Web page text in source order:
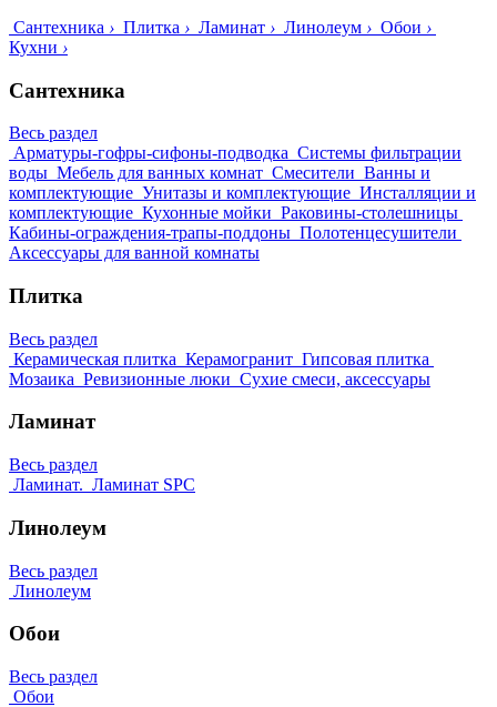
Сантехника › Плитка › Ламинат › Линолеум › Обои ›
Кухни ›
Сантехника
Весь раздел
Арматуры-гофры-сифоны-подводка Системы фильтрации
воды Мебель для ванных комнат Смесители Ванны и
комплектующие Унитазы и комплектующие Инсталляции и
комплектующие Кухонные мойки Раковины-столешницы
Кабины-ограждения-трапы-поддоны Полотенцесушители
Аксессуары для ванной комнаты
Плитка
Весь раздел
Керамическая плитка Керамогранит Гипсовая плитка
Мозаика Ревизионные люки Сухие смеси, аксессуары
Ламинат
Весь раздел
Ламинат. Ламинат SPC
Линолеум
Весь раздел
Линолеум
Обои
Весь раздел
Обои